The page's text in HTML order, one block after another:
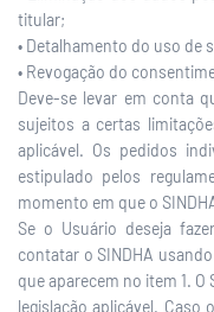
titular;
• Detalhamento do uso de
• Revogação do
Deve-se levar em conta
sujeitos a certas
aplicável. Os pedidos
estipulado pelos
momento em que o
Se o Usuário deseja
contatar o SINDHA
que aparecem no item 1.
legislação aplicável. Caso